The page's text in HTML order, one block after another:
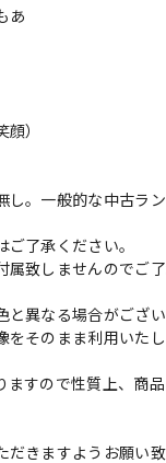
あ
）
。一般的な中古ラン
了承ください。
属致しませんのでご了
と異なる場合がござ
をそのまま利用いた
ますので性質上、商
きますようお願い致